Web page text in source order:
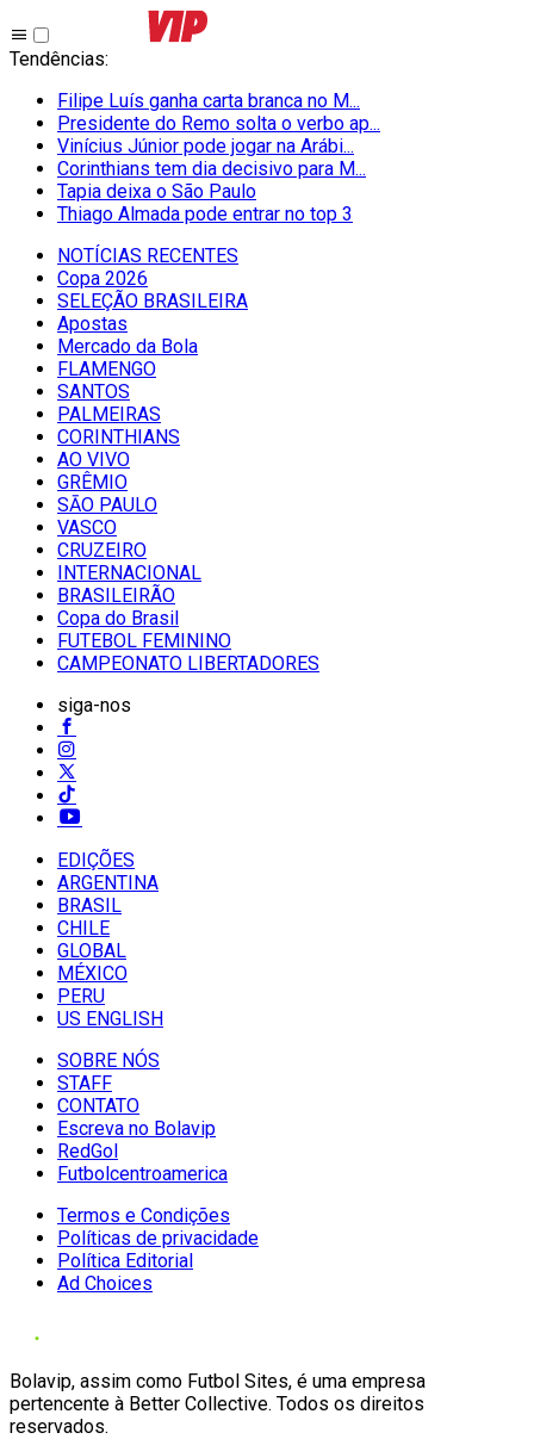
Tendências:
Filipe Luís ganha carta branca no M...
Presidente do Remo solta o verbo ap...
Vinícius Júnior pode jogar na Arábi...
Corinthians tem dia decisivo para M...
Tapia deixa o São Paulo
Thiago Almada pode entrar no top 3
NOTÍCIAS RECENTES
Copa 2026
SELEÇÃO BRASILEIRA
Apostas
Mercado da Bola
FLAMENGO
SANTOS
PALMEIRAS
CORINTHIANS
AO VIVO
GRÊMIO
SĀO PAULO
VASCO
CRUZEIRO
INTERNACIONAL
BRASILEIRÃO
Copa do Brasil
FUTEBOL FEMININO
CAMPEONATO LIBERTADORES
siga-nos
EDIÇÕES
ARGENTINA
BRASIL
CHILE
GLOBAL
MÉXICO
PERU
US ENGLISH
SOBRE NÓS
STAFF
CONTATO
Escreva no Bolavip
RedGol
Futbolcentroamerica
Termos e Condições
Políticas de privacidade
Política Editorial
Ad Choices
Bolavip, assim como Futbol Sites, é uma empresa
pertencente à Better Collective. Todos os direitos
reservados.